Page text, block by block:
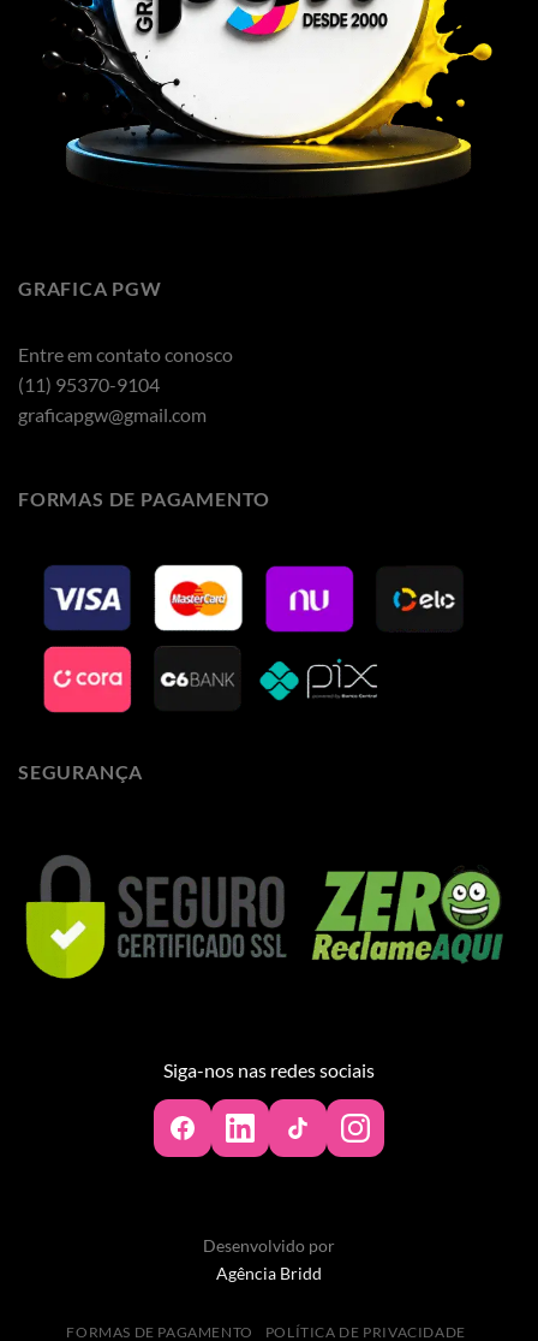
GRAFICA PGW
Entre em contato conosco
(11) 95370-9104
graficapgw@gmail.com
FORMAS DE PAGAMENTO
SEGURANÇA
Siga-nos nas redes sociais
Desenvolvido por
Agência Bridd
FORMAS DE PAGAMENTO
POLÍTICA DE PRIVACIDADE